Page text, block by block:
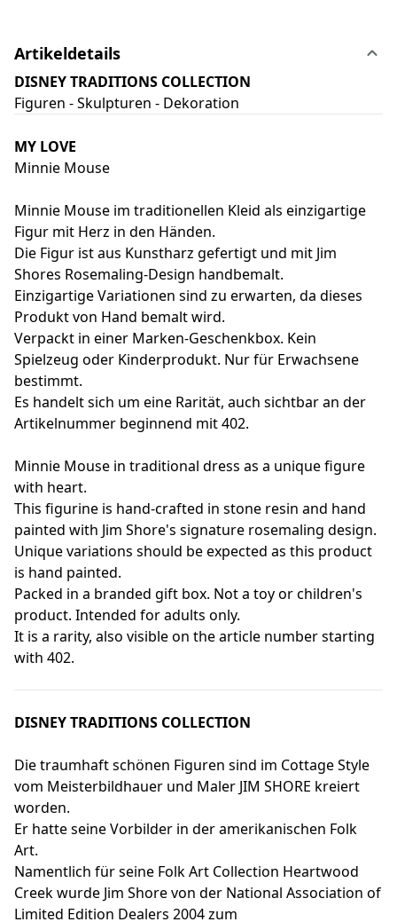
Artikeldetails
DISNEY TRADITIONS COLLECTION
Figuren - Skulpturen - Dekoration
MY LOVE
Minnie Mouse
Minnie Mouse im traditionellen Kleid als einzigartige
Figur mit Herz in den Händen.
Die Figur ist aus Kunstharz gefertigt und mit Jim
Shores Rosemaling-Design handbemalt.
Einzigartige Variationen sind zu erwarten, da dieses
Produkt von Hand bemalt wird.
Verpackt in einer Marken-Geschenkbox. Kein
Spielzeug oder Kinderprodukt. Nur für Erwachsene
bestimmt.
Es handelt sich um eine Rarität, auch sichtbar an der
Artikelnummer beginnend mit 402.
Minnie Mouse in traditional dress as a unique figure
with heart.
This figurine is hand-crafted in stone resin and hand
painted with Jim Shore's signature rosemaling design.
Unique variations should be expected as this product
is hand painted.
Packed in a branded gift box. Not a toy or children's
product. Intended for adults only.
It is a rarity, also visible on the article number starting
with 402.
DISNEY TRADITIONS COLLECTION
Die traumhaft schönen Figuren sind im Cottage Style
vom Meisterbildhauer und Maler JIM SHORE kreiert
worden.
Er hatte seine Vorbilder in der amerikanischen Folk
Art.
Namentlich für seine Folk Art Collection Heartwood
Creek wurde Jim Shore von der National Association of
Limited Edition Dealers 2004 zum